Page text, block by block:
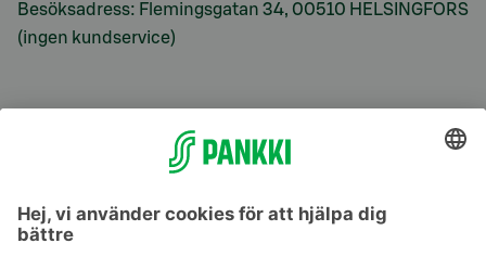
Besöksadress: Flemingsgatan 34, 00510 HELSINGFORS
(ingen kundservice)
S-Prime